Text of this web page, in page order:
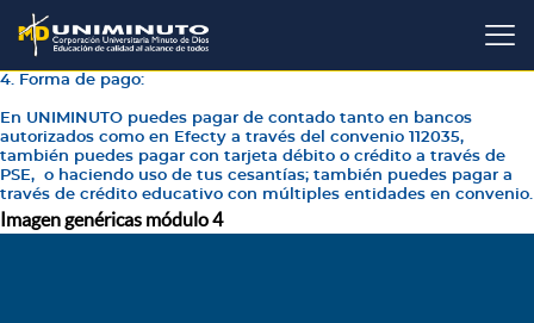
Pasar
contenido
principal
4. Forma de pago:
En UNIMINUTO puedes pagar de contado tanto en bancos
autorizados como en Efecty a través del convenio 112035,
también puedes pagar con tarjeta débito o crédito a través de
PSE, o haciendo uso de tus cesantías; también puedes pagar a
través de crédito educativo con múltiples entidades en convenio.
Imagen genéricas módulo 4